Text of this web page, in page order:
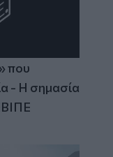
που
- Η σημασία